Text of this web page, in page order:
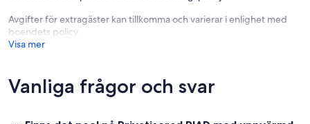
Vi erbjuder en transfer till flygplatsen och utflykter till förmånliga
priser. Tveka inte att be oss om vår broschyr med information om
dessa tjänster.
för miljön. 2014 slutförde vi renoveringen med en önskan att
respektera marockansk kunskap och använda traditionella material
Avgifter för extragäster kan tillkomma och varierar i enlighet med
boendets policy.
Visa mer
Vanliga frågor och svar